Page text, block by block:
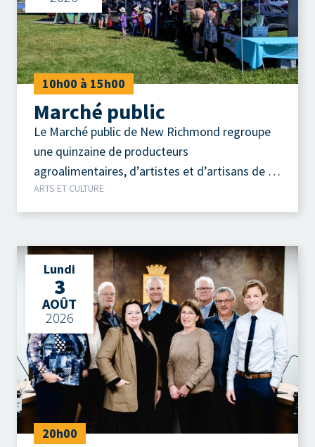
10h00 à 15h00
Marché public
Le Marché public de New Richmond regroupe
une quinzaine de producteurs
agroalimentaires, d’artistes et d’artisans de la
région.
ARTS ET CULTURE
Lundi
3
AOÛT
2026
20h00